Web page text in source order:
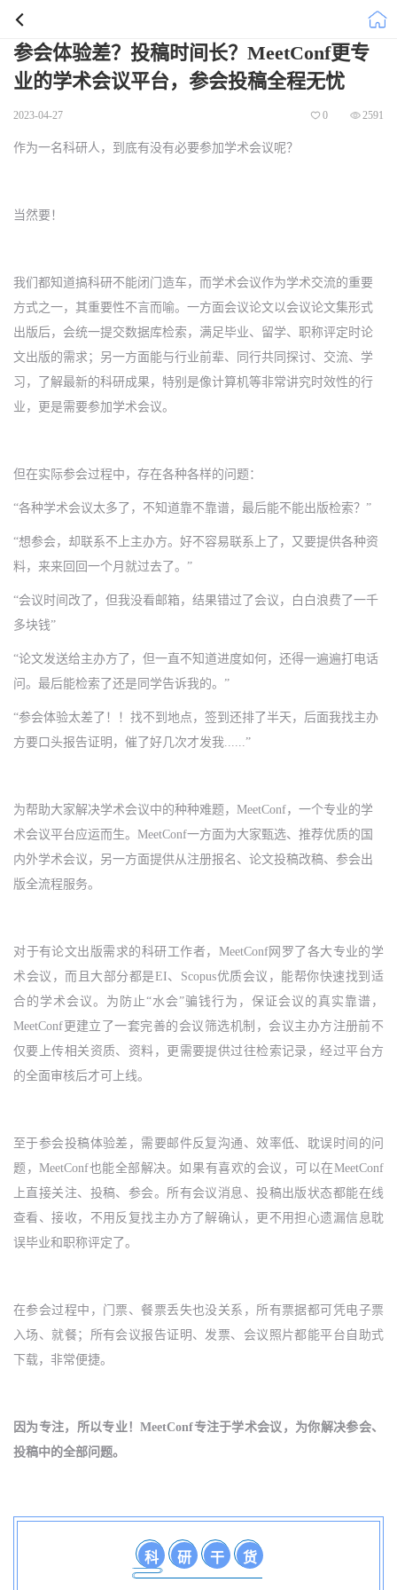
参会体验差？投稿时间长？MeetConf更专
业的学术会议平台，参会投稿全程无忧
2023-04-27 0 2591
作为一名科研人，到底有没有必要参加学术会议呢？
当然要！
我们都知道搞科研不能闭门造车，而学术会议作为学术交流的重要
方式之一，其重要性不言而喻。一方面会议论文以会议论文集形式
出版后，会统一提交数据库检索，满足毕业、留学、职称评定时论
文出版的需求；另一方面能与行业前辈、同行共同探讨、交流、学
习，了解最新的科研成果，特别是像计算机等非常讲究时效性的行
业，更是需要参加学术会议。
但在实际参会过程中，存在各种各样的问题：
“各种学术会议太多了，不知道靠不靠谱，最后能不能出版检索？”
“想参会，却联系不上主办方。好不容易联系上了，又要提供各种资
料，来来回回一个月就过去了。”
“会议时间改了，但我没看邮箱，结果错过了会议，白白浪费了一千
多块钱”
“论文发送给主办方了，但一直不知道进度如何，还得一遍遍打电话
问。最后能检索了还是同学告诉我的。”
“参会体验太差了！！找不到地点，签到还排了半天，后面我找主办
方要口头报告证明，催了好几次才发我
”
为帮助大家解决学术会议中的种种难题，MeetConf，一个专业的学
术会议平台应运而生。MeetConf一方面为大家甄选、推荐优质的国
内外学术会议，另一方面提供从注册报名、论文投稿改稿、参会出
版全流程服务。
对于有论文出版需求的科研工作者， MeetConf网罗了各大专业的学
术会议，而且大部分都是EI、 Scopus优质会议，能帮你快速找到适
合的学术会议。为防止“水会”骗钱行为，保证会议的真实靠谱，
MeetConf 更建立了一套完善的会议筛选机制，会议主办方注册前不
仅要上传相关资质、资料，更需要提供过往检索记录，经过平台方
的全面审核后才可上线。
至于参会投稿体验差，需要邮件反复沟通、效率低、耽误时间的问
题，MeetConf也能全部解决。如果有喜欢的会议，可以在MeetConf
上直接关注、投稿、参会。所有会议消息、投稿出版状态都能在线
查看、接收，不用反复找主办方了解确认，更不用担心遗漏信息耽
误毕业和职称评定了。
在参会过程中，门票、餐票丢失也没关系，所有票据都可凭电子票
入场、就餐；所有会议报告证明、发票、会议照片都能平台自助式
下载，非常便捷。
因为专注，所以专业！MeetConf专注于学术会议，为你解决参会、
投稿中的全部问题。
科 研 干 货